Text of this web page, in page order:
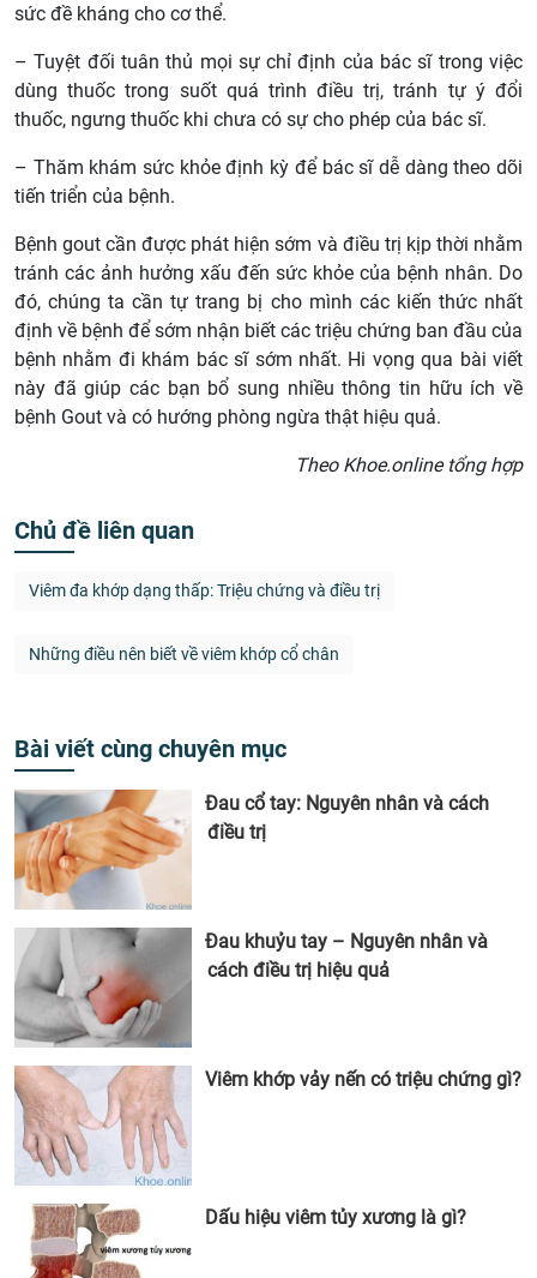
sức đề kháng cho cơ thể.
– Tuyệt đối tuân thủ mọi sự chỉ định của bác sĩ trong việc
dùng thuốc trong suốt quá trình điều trị, tránh tự ý đổi
thuốc, ngưng thuốc khi chưa có sự cho phép của bác sĩ.
– Thăm khám sức khỏe định kỳ để bác sĩ dễ dàng theo dõi
tiến triển của bệnh.
Bệnh gout cần được phát hiện sớm và điều trị kịp thời nhằm
tránh các ảnh hưởng xấu đến sức khỏe của bệnh nhân. Do
đó, chúng ta cần tự trang bị cho mình các kiến thức nhất
định về bệnh để sớm nhận biết các triệu chứng ban đầu của
bệnh nhằm đi khám bác sĩ sớm nhất. Hi vọng qua bài viết
này đã giúp các bạn bổ sung nhiều thông tin hữu ích về
bệnh Gout và có hướng phòng ngừa thật hiệu quả.
Theo Khoe.online tổng hợp
Chủ đề liên quan
Viêm đa khớp dạng thấp: Triệu chứng và điều trị
Những điều nên biết về viêm khớp cổ chân
Bài viết cùng chuyên mục
Đau cổ tay: Nguyên nhân và cách
điều trị
Đau khuỷu tay – Nguyên nhân và
cách điều trị hiệu quả
Viêm khớp vảy nến có triệu chứng gì?
Dấu hiệu viêm tủy xương là gì?